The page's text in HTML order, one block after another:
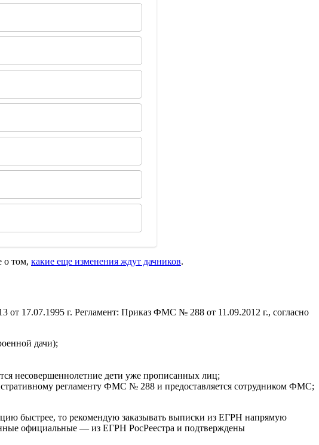
о том, какие еще изменения ждут дачников.
от 17.07.1995 г. Регламент: Приказ ФМС № 288 от 11.09.2012 г., согласно
дачи);
несовершеннолетние дети уже прописанных лиц;
регламенту ФМС № 288 и предоставляется сотрудником ФМС;
быстрее, то рекомендую заказывать выписки из ЕГРН напрямую
официальные — из ЕГРН РосРеестра и подтверждены